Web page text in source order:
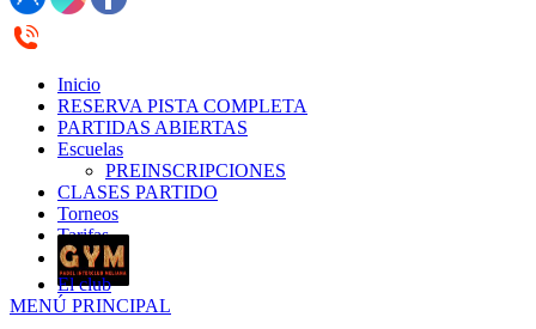
Inicio
RESERVA PISTA COMPLETA
PARTIDAS ABIERTAS
Escuelas
PREINSCRIPCIONES
CLASES PARTIDO
Torneos
Tarifas
El club
MENÚ PRINCIPAL